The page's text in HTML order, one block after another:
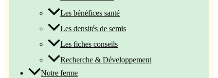
Les bénéfices santé
Les densités de semis
Les fiches conseils
Recherche & Développement
Notre ferme